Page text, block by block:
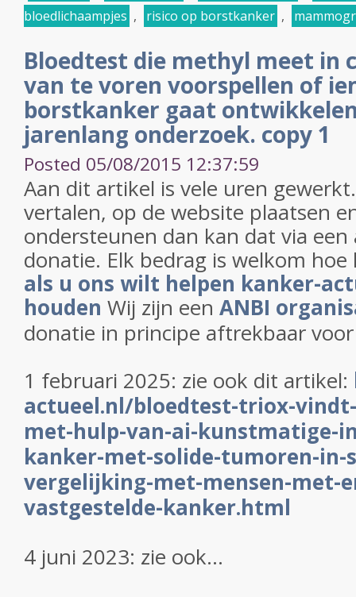
bloedlichaampjes , risico op borstkanker ,
Bloedtest die methyl meet in
van te voren voorspellen of
borstkanker gaat
jarenlang onderzoek. copy 1
Posted 05/08/2015 12:37:59
Aan dit artikel is vele uren
vertalen, op de website plaatsen
ondersteunen dan kan dat via
donatie. Elk bedrag is welkom
als u ons wilt helpen kanker-
houden Wij zijn een ANBI
donatie in principe aftrekbaar
1 februari 2025: zie ook dit artikel:
actueel.nl/bloedtest-triox-
met-hulp-van-ai-kunstmatige-
kanker-met-solide-tumoren-in-
vergelijking-met-mensen-met-
vastgestelde-kanker.html
4 juni 2023: zie ook...